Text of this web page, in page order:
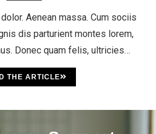
Aenean massa. Cum sociis
dis parturient montes lorem,
Donec quam felis, ultricies…
THE ARTICLE